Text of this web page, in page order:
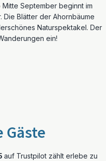
Mitte September beginnt im
Die Blätter der Ahornbäume
Naturspektakel. Der
ein!
Gäste
auf Trustpilot zählt erlebe zu